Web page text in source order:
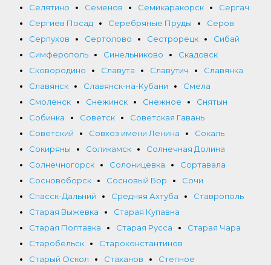
Селятино
Семенов Семикаракорск
Сергач
Сергиев Посад
Серебряные Пруды
Серов
Серпухов
Сертолово Сестрорецк
Сибай
Симферополь
Синельниково
Скадовск
Сковородино
Славута Славутич
Славянка
Славянск
Славянск-на-Кубани
Смела
Смоленск
Снежинск Снежное
Снятын
Собинка
Советск
Советская Гавань
Советский
Совхоз имени Ленина
Сокаль
Сокиряны
Соликамск
Солнечная Долина
Солнечногорск
Солоницевка
Сортавала
Сосновоборск
Сосновый Бор
Сочи
Спасск-Дальний
Средняя Ахтуба
Ставрополь
Старая Выжевка
Старая Купавна
Старая Полтавка
Старая Русса
Старая Чара
Старобельск
Староконстантинов
Старый Оскол
Стаханов
Степное